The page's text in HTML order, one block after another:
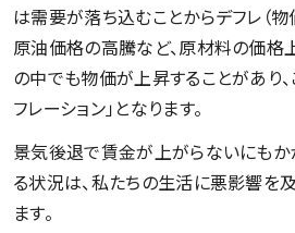
は需要が落ち込むことからデフレ（物
原油価格の高騰など、原材料の価格
の中でも物価が上昇することがあり、
フレーション」となります。
景気後退で賃金が上がらないにも
る状況は、私たちの生活に悪影響を
ます。